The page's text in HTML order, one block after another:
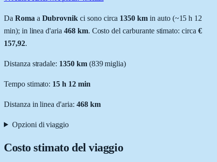
Da Roma a Dubrovnik ci sono circa 1350 km in auto (~15 h 12
min); in linea d'aria 468km. Costo del carburante stimato: circa €
157,92.
Distanza stradale: 1350km (839miglia)
Tempo stimato: 15 h 12 min
Distanza in linea d'aria: 468km
Opzioni di viaggio
Costo stimato del viaggio